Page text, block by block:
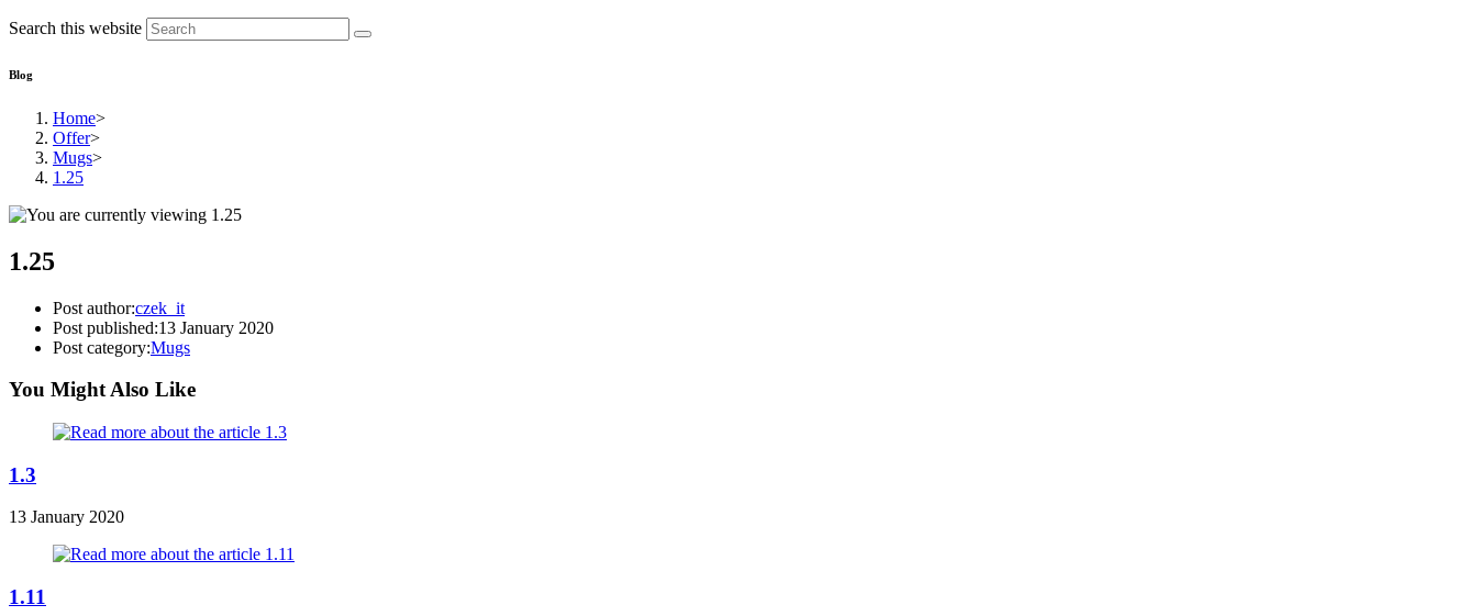
Search this website
Blog
Home>
Offer>
Mugs>
1.25
1.25
Post author:czek_it
Post published:13 January 2020
Post category:Mugs
You Might Also Like
1.3
13 January 2020
1.11